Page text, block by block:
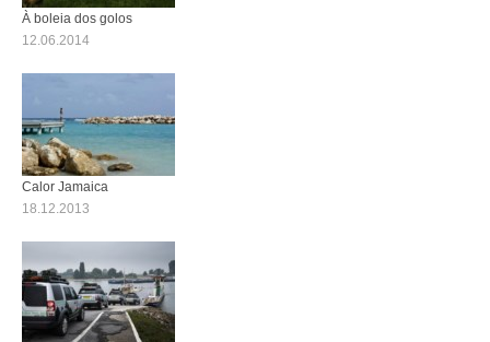
À boleia dos golos
12.06.2014
Calor Jamaica
18.12.2013